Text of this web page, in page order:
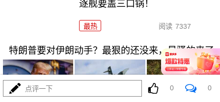
逐舰要盖三口锅！
最热 阅读 7337
特朗普要对伊朗动手？最狠的还没来，最骚的来了
点评一下 0 0